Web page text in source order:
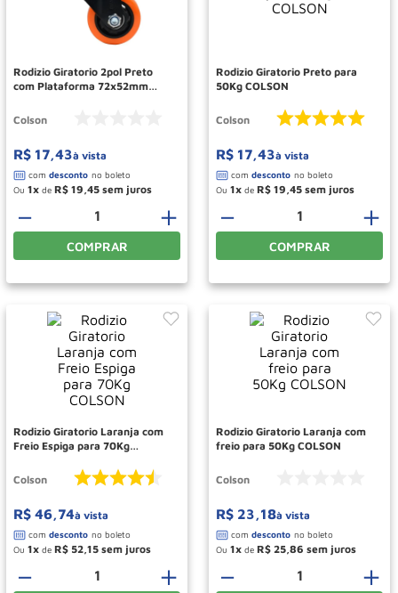
Rodizio Giratorio 2pol Preto
com Plataforma 72x52mm
Colson
R$ 17,43à vista
Ou 1 de R$ 19,45
＋
－
COMPRAR
Rodizio Giratorio Preto para
50Kg COLSON
Colson
R$ 17,43à vista
Ou 1 de R$ 19,45
＋
－
COMPRAR
Rodizio Giratorio Laranja com
Freio Espiga para 70Kg
Colson
R$ 46,74à vista
Ou 1 de R$ 52 15
＋
－
Rodizio Giratorio Laranja com
freio para 50Kg COLSON
Colson
R$ 23,18à vista
Ou 1 de R$ 25 86
＋
－
Paleteira